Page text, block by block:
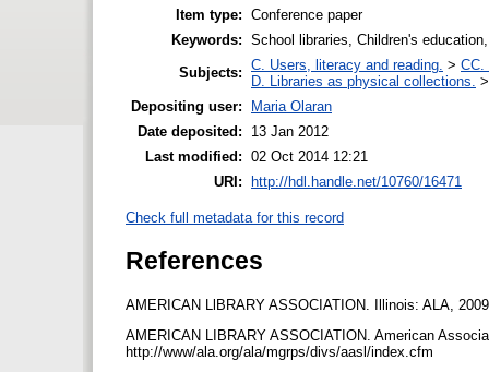
Item type: Conference paper
Keywords: School libraries, Children's
Subjects: C. Users, literacy and reading. > CC.
D. Libraries as physical collections.
Depositing user:
Maria Olaran
Date deposited:
13 Jan 2012
Last modified: 02 Oct 2014 12:21
URI:
http://hdl.handle.net/10760/16471
Check full metadata for this record
References
AMERICAN LlBRARY ASSOCIATION. Illinois: ALA,
AMERICAN LIBRARY ASSOCIATION. American
http://www/ala.org/ala/mgrps/divs/aasl/index.cfm